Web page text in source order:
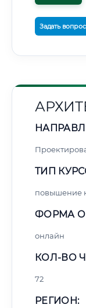
Задать
ТИП
повышение
ФОРМА
онлайн
КОЛ-ВО
72
РЕГИОН: